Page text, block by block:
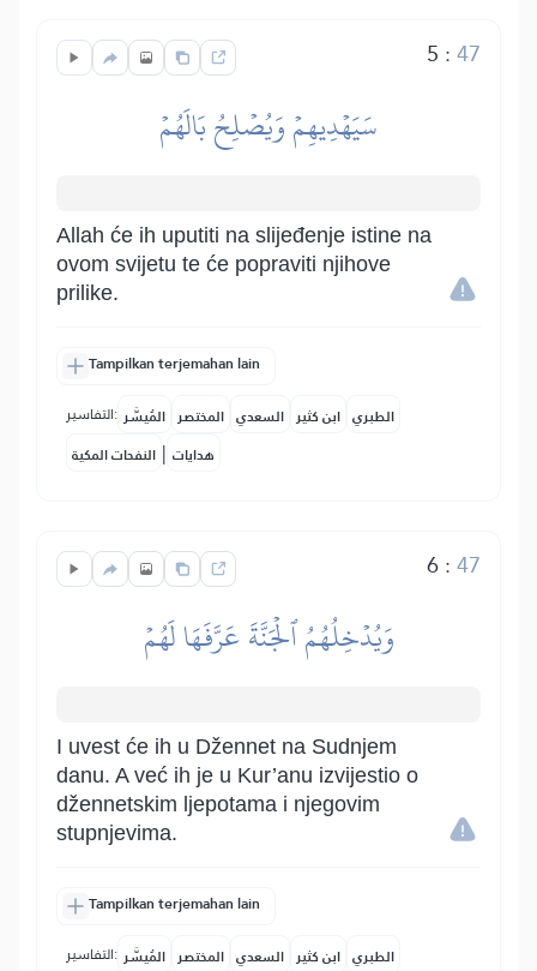
5 :47
سَيَهۡدِيهِمۡ وَيُصۡلِحُ بَالَهُمۡ
Allah će ih uputiti na slijeđenje istine na
ovom svijetu te će popraviti njihove
prilike.
Tampilkan terjemahan lain
التفاسير: المُيسَّر المختصر السعدي ابن كثير الطبري
النفحات المكية | هدايات
6:47
وَيُدۡخِلُهُمُ ٱلۡجَنَّةَ عَرَّفَهَا لَهُمۡ
I uvest će ih u Džennet na Sudnjem
danu. A već ih je u Kur’anu izvijestio o
džennetskim ljepotama i njegovim
stupnjevima.
Tampilkan terjemahan lain
التفاسير: المُيسَّر المختصر السعدي ابن كثير الطبري